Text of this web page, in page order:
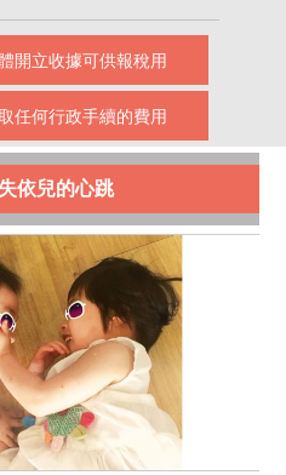
開立收據可供報稅用
任何行政手續的費用
依兒的心跳